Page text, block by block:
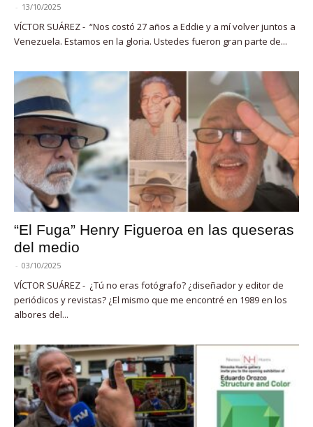
- 13/10/2025
VÍCTOR SUÁREZ - “Nos costó 27 años a Eddie y a mí volver juntos a
Venezuela. Estamos en la gloria. Ustedes fueron gran parte de...
“El Fuga” Henry Figueroa en las queseras
del medio
- 03/10/2025
VÍCTOR SUÁREZ - ¿Tú no eras fotógrafo? ¿diseñador y editor de
periódicos y revistas? ¿El mismo que me encontré en 1989 en los
albores del...